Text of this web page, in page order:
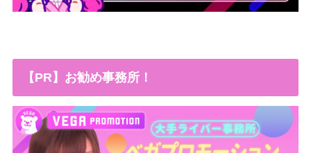
【PR】お勧め事務所！